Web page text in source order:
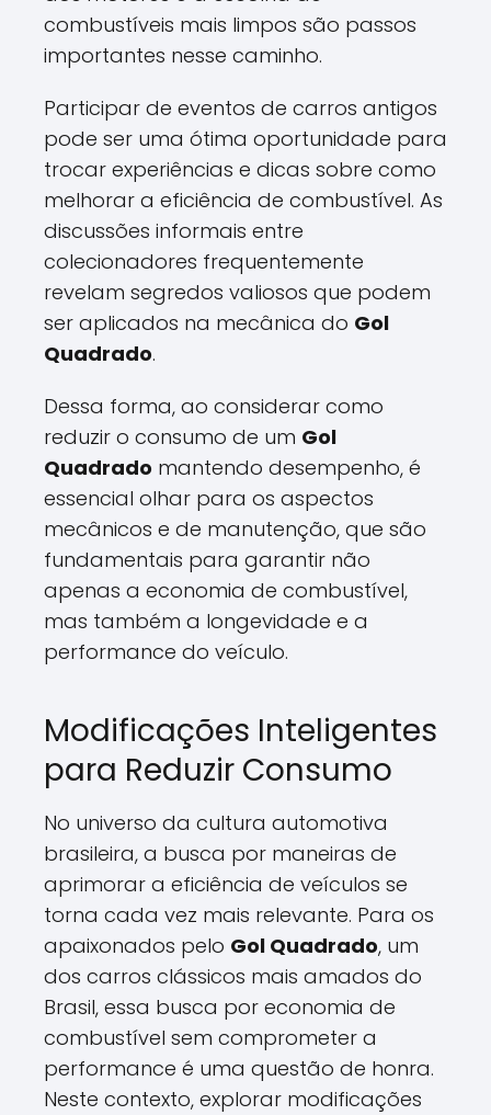
combustíveis mais limpos são passos
importantes nesse caminho.
Participar de eventos de carros antigos
pode ser uma ótima oportunidade para
trocar experiências e dicas sobre como
melhorar a eficiência de combustível. As
discussões informais entre
colecionadores frequentemente
revelam segredos valiosos que podem
ser aplicados na mecânica do Gol
Quadrado.
Dessa forma, ao considerar como
reduzir o consumo de um Gol
Quadrado mantendo desempenho, é
essencial olhar para os aspectos
mecânicos e de manutenção, que são
fundamentais para garantir não
apenas a economia de combustível,
mas também a longevidade e a
performance do veículo.
Modificações Inteligentes
para Reduzir Consumo
No universo da cultura automotiva
brasileira, a busca por maneiras de
aprimorar a eficiência de veículos se
torna cada vez mais relevante. Para os
apaixonados pelo Gol Quadrado, um
dos carros clássicos mais amados do
Brasil, essa busca por economia de
combustível sem comprometer a
performance é uma questão de honra.
Neste contexto, explorar modificações